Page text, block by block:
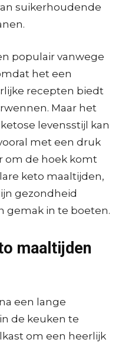
suikerhoudende
populair vanwege
het een
recepten biedt
Maar het
levensstijl kan
met een druk
om de hoek komt
keto maaltijden,
gezondheid
gemak in te boeten.
maaltijden
een lange
de keuken te
om een heerlijk